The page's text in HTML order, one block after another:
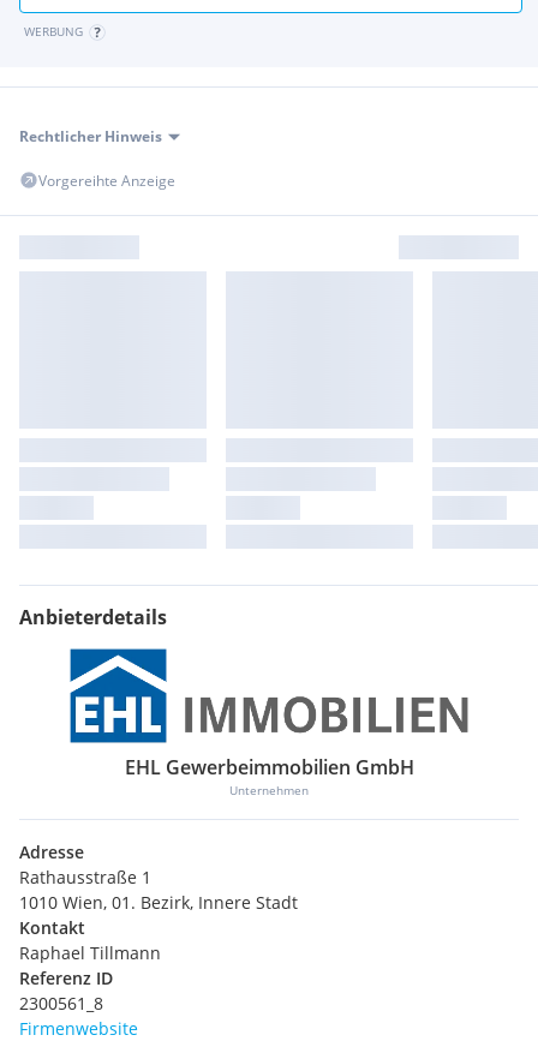
geeignet
- begrünte Dächer
- ausreichend Parkplätze
Die Verkehrsanbindung ist ideal:
- A5 Nordautobahn
- S1 Wiener Außenring-Autobahn
- BK-Vorauszahlung: netto 1,40EUR/m² zzgl. USt
WERBUNG
Rechtlicher Hinweis
Vorgereihte Anzeige
Anbieterdetails
EHL Gewerbeimmobilien GmbH
Unternehmen
Adresse
Rathausstraße 1
1010 Wien, 01. Bezirk, Innere Stadt
Kontakt
Raphael Tillmann
Referenz ID
2300561_8
Firmenwebsite